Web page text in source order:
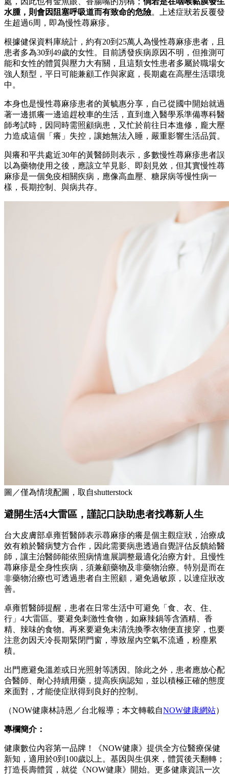
水腫，則會因阻塞呼吸道而有致命的危險。上述症狀若反覆發
生超過6周，即為慢性蕁麻疹。
根據健保資料庫統計，約有20到25萬人為慢性蕁麻疹患者，且
患者多為30到49歲的女性。目前誘發疾病原因不明，但推測可
能和女性的體質與壓力大有關，且這類女性患者多屬於職場女
強人類型，平日可能兼顧工作與家庭，長期處在高壓生活環境
中。
本身也是慢性蕁麻疹患者的黃毓惠分享，自己從國中開始就過
著一邊抓癢一邊追趕校車的生活，直到進入醫學系準備專科醫
師考試時，因同時需照顧病患，又忙於前往日本進修，龐大壓
力造成這個「癢」失控，讓她無法入睡，嚴重影響生活品質。
與癢和平共處近30年的黃醫師則表示，多數慢性蕁麻疹患者誤
以為藥物使用之後，應該立竿見影、即刻見效，但其實慢性蕁
麻疹是一個免疫相關疾病，應像高血壓、糖尿病等慢性病一
樣，長期控制、與病共存。
圖／僅為情境配圖，取自shutterstock
避開生活4大雷區，謹記口訣助患者找蕁新人生
台大皮膚部卓雍哲醫師表示蕁麻疹的癢是個主觀症狀，治療成
效有賴於醫病雙方合作，因此需要病患透過自覺評估反饋給醫
師，讓主治醫師能依照病情進展調整最適化治療方針。且慢性
蕁麻疹是全身性疾病，須兼顧藥物及非藥物治療。特別是而在
非藥物治療也可透過患者自主照顧，避免過敏原，以達症狀改
善。
卓雍哲醫師提醒，患者在日常生活中可避免「食、衣、住、
行」4大雷區。要避免刺激性食物，如麻辣鍋等含酒精、香
精、辣味的食物。再來要避免未清洗換季衣物便直接穿，也要
注意勿因天冷長期緊閉門窗，導致屋內空氣不流通，粉塵累
積。
出門應避免溫差或日光照射等誘因。除此之外，患者應放心配
合醫師、耐心持續用藥，提高疾病認知，並以積極正確的態度
來面對，才能使症狀得到良好的控制。
（NOW健康林詩恩／台北報導；本文轉載自NOW健康網站）
專欄簡介：
健康數位內容第一品牌！《NOW健康》提供全方位醫療保健
新知，適用於0到100歲以上。基因與生俱來，體質後天翻轉；
打造長壽體質，就從《NOW健康》開始。更多健康資訊一次